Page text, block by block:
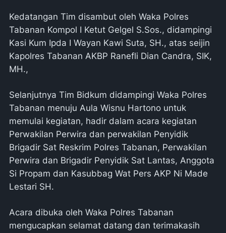
Kedatangan Tim disambut oleh Waka Polres
Tabanan Kompol I Ketut Gelgel S.Sos., didampingi
Kasi Kum Ipda I Wayan Kawi Suta, SH., atas seijin
Kapolres Tabanan AKBP Ranefli Dian Candra, SIK,
MH.,
Selanjutnya Tim Bidkum didampingi Waka Polres
Tabanan menuju Aula Wisnu Hartono untuk
memulai kegiatan, hadir dalam acara kegiatan
Perwakilan Perwira dan perwakilan Penyidik
Brigadir Sat Reskrim Polres Tabanan, Perwakilan
Perwira dan Brigadir Penyidik Sat Lantas, Anggota
Si Propam dan Kasubbag Wat Pers AKP Ni Made
Lestari SH.
Acara dibuka oleh Waka Polres Tabanan
mengucapkan selamat datang dan terimakasih